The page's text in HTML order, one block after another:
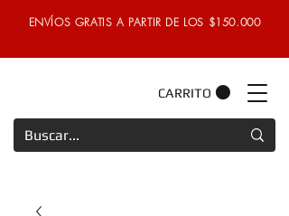
ENVÍOS GRATIS A PARTIR DE LOS $150.000
CARRITO